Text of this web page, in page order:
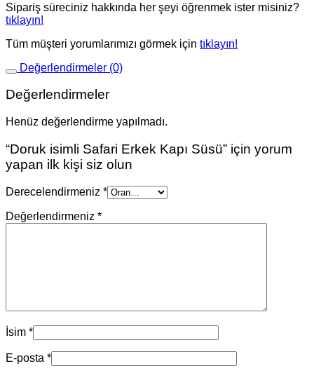
Sipariş süreciniz hakkında her şeyi öğrenmek ister misiniz?
tıklayın!
Tüm müşteri yorumlarımızı görmek için tıklayın!
Değerlendirmeler (0)
Değerlendirmeler
Henüz değerlendirme yapılmadı.
“Doruk isimli Safari Erkek Kapı Süsü” için yorum
yapan ilk kişi siz olun
Derecelendirmeniz *
Değerlendirmeniz *
İsim *
E-posta *